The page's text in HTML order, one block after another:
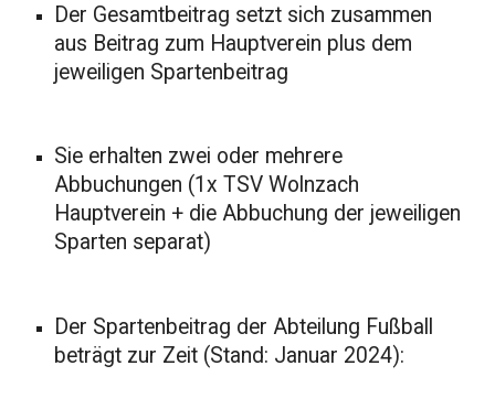
Der Gesamtbeitrag setzt sich zusammen
aus Beitrag zum Hauptverein plus dem
jeweiligen Spartenbeitrag
Sie erhalten zwei oder mehrere
Abbuchungen (1x TSV Wolnzach
Hauptverein + die Abbuchung der jeweiligen
Sparten separat)
Der Spartenbeitrag der Abteilung Fußball
beträgt zur Zeit (Stand: Januar 2024):